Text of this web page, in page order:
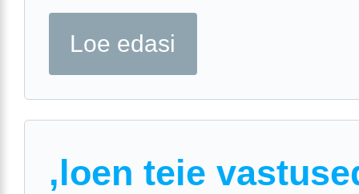
Loe edasi
,loen teie